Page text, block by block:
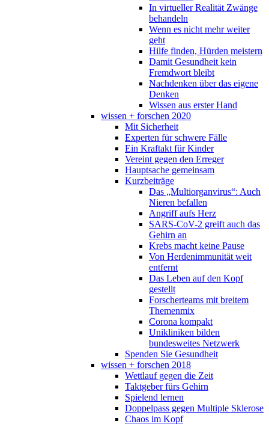
In virtueller Realität Zwänge
behandeln
Wenn es nicht mehr weiter
geht
Hilfe finden, Hürden meistern
Damit Gesundheit kein
Fremdwort bleibt
Nachdenken über das eigene
Denken
Wissen aus erster Hand
wissen + forschen 2020
Mit Sicherheit
Experten für schwere Fälle
Ein Kraftakt für Kinder
Vereint gegen den Erreger
Hauptsache gemeinsam
Kurzbeiträge
Das „Multiorganvirus“: Auch
Nieren befallen
Angriff aufs Herz
SARS-CoV-2 greift auch das
Gehirn an
Krebs macht keine Pause
Von Herdenimmunität weit
entfernt
Das Leben auf den Kopf
gestellt
Forscherteams mit breitem
Themenmix
Corona kompakt
Unikliniken bilden
bundesweites Netzwerk
Spenden Sie Gesundheit
wissen + forschen 2018
Wettlauf gegen die Zeit
Taktgeber fürs Gehirn
Spielend lernen
Doppelpass gegen Multiple Sklerose
Chaos im Kopf